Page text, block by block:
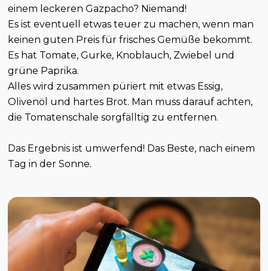
einem leckeren Gazpacho? Niemand!
Es ist eventuell etwas teuer zu machen, wenn man
keinen guten Preis für frisches Gemüße bekommt.
Es hat Tomate, Gurke, Knoblauch, Zwiebel und
grüne Paprika.
Alles wird zusammen püriert mit etwas Essig,
Olivenöl und hartes Brot. Man muss darauf achten,
die Tomatenschale sorgfälltig zu entfernen.
Das Ergebnis ist umwerfend! Das Beste, nach einem
Tag in der Sonne.